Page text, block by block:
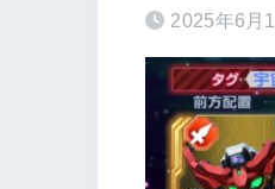
2025年6月